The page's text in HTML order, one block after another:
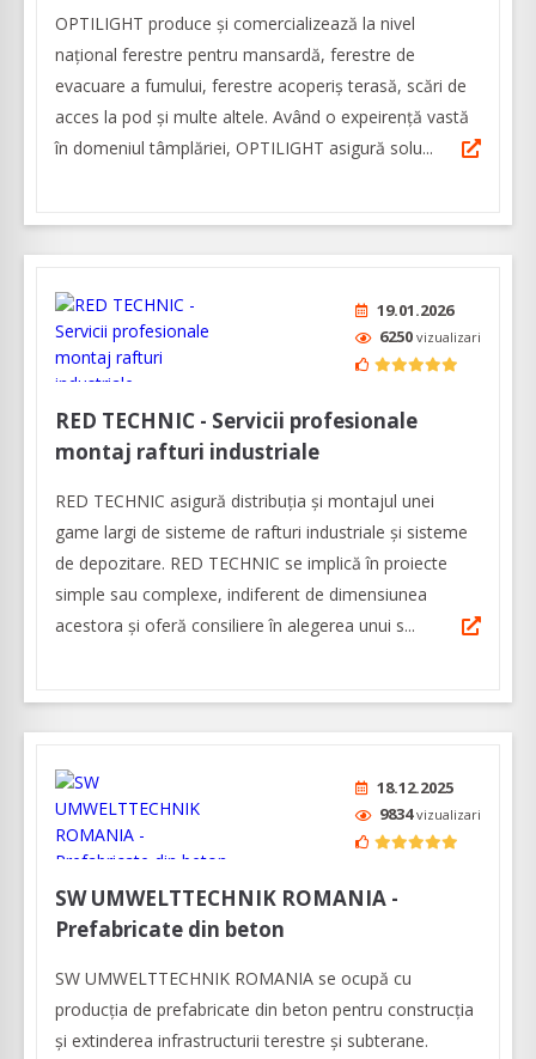
OPTILIGHT produce şi comercializează la nivel
naţional ferestre pentru mansardă, ferestre de
evacuare a fumului, ferestre acoperiş terasă, scări de
acces la pod și multe altele. Având o expeirenţă vastă
în domeniul tâmplăriei, OPTILIGHT asigură solu...
19.01.2026
6250 vizualizari
RED TECHNIC - Servicii profesionale
montaj rafturi industriale
RED TECHNIC asigură distribuția și montajul unei
game largi de sisteme de rafturi industriale și sisteme
de depozitare. RED TECHNIC se implică în proiecte
simple sau complexe, indiferent de dimensiunea
acestora și oferă consiliere în alegerea unui s...
18.12.2025
9834vizualizari
SW UMWELTTECHNIK ROMANIA -
Prefabricate din beton
SW UMWELTTECHNIK ROMANIA se ocupă cu
producția de prefabricate din beton pentru construcția
și extinderea infrastructurii terestre și subterane.